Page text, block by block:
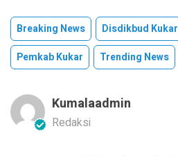
Breaking News Disdikbud Kukar
Pemkab Kukar
Trending News
Kumalaadmin
Redaksi